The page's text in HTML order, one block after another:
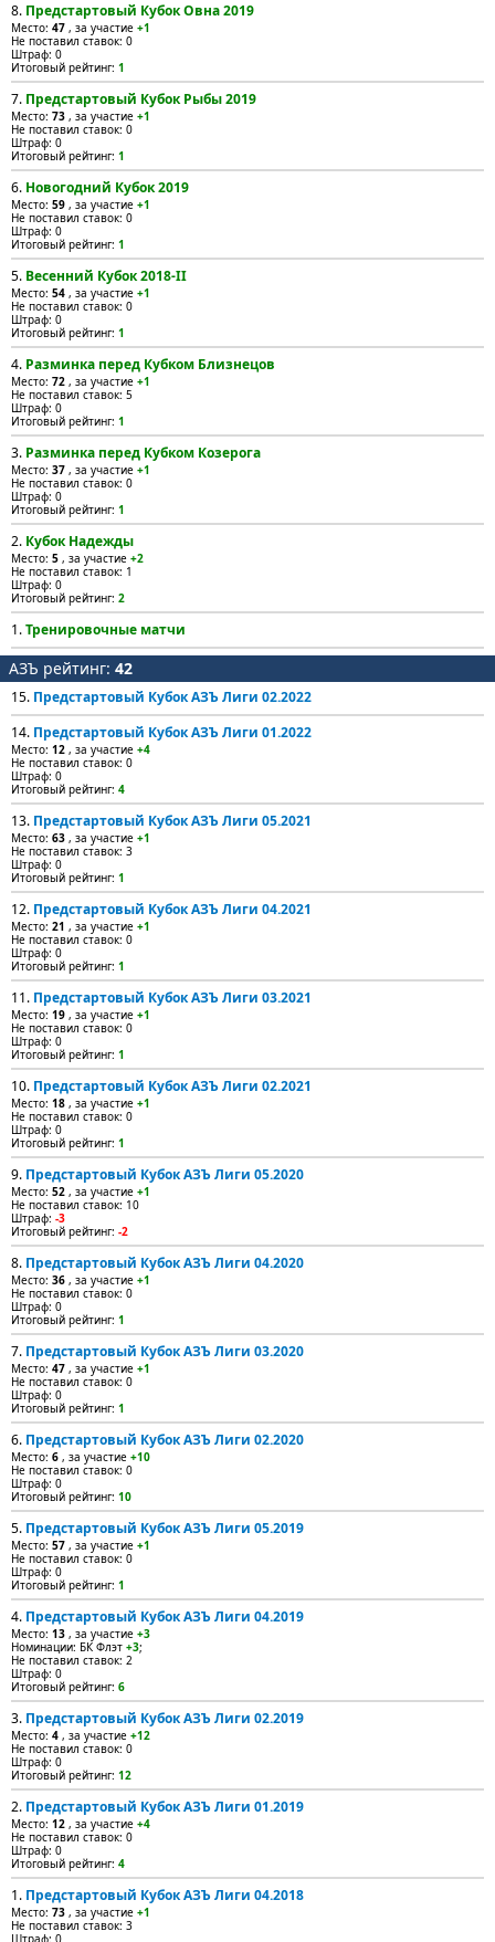
8. Предстартовый Кубок Овна 2019
Место: 47 , за участие +1
Не поставил ставок: 0
Штраф: 0
Итоговый рейтинг: 1
7. Предстартовый Кубок Рыбы 2019
Место: 73 , за участие +1
Не поставил ставок: 0
Штраф: 0
Итоговый рейтинг: 1
6. Новогодний Кубок 2019
Место: 59 , за участие +1
Не поставил ставок: 0
Штраф: 0
Итоговый рейтинг: 1
5. Весенний Кубок 2018-II
Место: 54 , за участие +1
Не поставил ставок: 0
Штраф: 0
Итоговый рейтинг: 1
4. Разминка перед Кубком Близнецов
Место: 72 , за участие +1
Не поставил ставок: 5
Штраф: 0
Итоговый рейтинг: 1
3. Разминка перед Кубком Козерога
Место: 37 , за участие +1
Не поставил ставок: 0
Штраф: 0
Итоговый рейтинг: 1
2. Кубок Надежды
Место: 5 , за участие +2
Не поставил ставок: 1
Штраф: 0
Итоговый рейтинг: 2
1.Тренировочные матчи
АЗЪ рейтинг: 42
15. Предстартовый Кубок АЗЪ Лиги 02.2022
14. Предстартовый Кубок АЗЪ Лиги 01.2022
Место: 12 , за участие +4
Не поставил ставок: 0
Штраф: 0
Итоговый рейтинг: 4
13. Предстартовый Кубок АЗЪ Лиги 05.2021
Место: 63 , за участие +1
Не поставил ставок: 3
Штраф: 0
Итоговый рейтинг: 1
12. Предстартовый Кубок АЗЪ Лиги 04.2021
Место: 21 , за участие +1
Не поставил ставок: 0
Штраф: 0
Итоговый рейтинг: 1
11. Предстартовый Кубок АЗЪ Лиги 03.2021
Место: 19 , за участие +1
Не поставил ставок: 0
Штраф: 0
Итоговый рейтинг: 1
10. Предстартовый Кубок АЗЪ Лиги 02.2021
Место: 18 , за участие +1
Не поставил ставок: 0
Штраф: 0
Итоговый рейтинг: 1
9. Предстартовый Кубок АЗЪ Лиги 05.2020
Место: 52 , за участие +1
Не поставил ставок: 10
Штраф: -3
Итоговый рейтинг: -2
8. Предстартовый Кубок АЗЪ Лиги 04.2020
Место: 36 , за участие +1
Не поставил ставок: 0
Штраф: 0
Итоговый рейтинг: 1
7. Предстартовый Кубок АЗЪ Лиги 03.2020
Место: 47 , за участие +1
Не поставил ставок: 0
Штраф: 0
Итоговый рейтинг: 1
6. Предстартовый Кубок АЗЪ Лиги 02.2020
Место: 6 , за участие +10
Не поставил ставок: 0
Штраф: 0
Итоговый рейтинг: 10
5. Предстартовый Кубок АЗЪ Лиги 05.2019
Место: 57 , за участие +1
Не поставил ставок: 0
Штраф: 0
Итоговый рейтинг: 1
4. Предстартовый Кубок АЗЪ Лиги 04.2019
Место: 13 , за участие +3
Номинации: БК Флэт +3;
Не поставил ставок: 2
Штраф: 0
Итоговый рейтинг: 6
3. Предстартовый Кубок АЗЪ Лиги 02.2019
Место: 4 , за участие +12
Не поставил ставок: 0
Штраф: 0
Итоговый рейтинг: 12
2. Предстартовый Кубок АЗЪ Лиги 01.2019
Место: 12 , за участие +4
Не поставил ставок: 0
Штраф: 0
Итоговый рейтинг: 4
1. Предстартовый Кубок АЗЪ Лиги 04.2018
Место: 73 , за участие +1
Не поставил ставок: 3
Штраф: 0